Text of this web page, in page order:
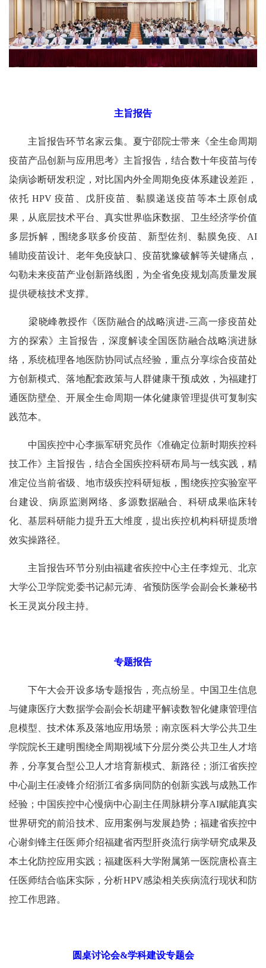
主旨报告
主旨报告环节名家云集。夏宁邵院士带来《全生命周期
疫苗产品创新与应用思考》主旨报告，结合数十年疫苗与传
染病诊断研发积淀，对比国内外全周期免疫体系建设差距，
依托 HPV 疫苗、戊肝疫苗、黏膜递送疫苗等本土原创成
果，从底层技术平台、真实世界临床数据、卫生经济学价值
多层拆解，围绕多联多价疫苗、新型佐剂、黏膜免疫、AI
辅助疫苗设计、老年免疫缺口、疫苗犹豫破解等关键痛点，
勾勒未来疫苗产业创新路线图，为全省免疫规划高质量发展
提供硬核技术支撑。
梁晓峰教授作《医防融合的战略演进-三高一疹疫苗处
方的探索》主旨报告，深度解读全国医防融合战略演进脉
络，系统梳理各地医防协同试点经验，重点分享综合疫苗处
方创新模式、落地配套政策与人群健康干预成效，为福建打
通医防壁垒、开展全生命周期一体化健康管理提供可复制实
践范本。
中国疾控中心李振军研究员作《准确定位新时期疾控科
技工作》主旨报告，结合全国疾控科研布局与一线实践，精
准定位当前省级、地市级疾控科研短板，围绕疾控实验室平
台建设、病原监测网络、多源数据融合、科研成果临床转
化、基层科研能力提升五大维度，提出疾控机构科研提质增
效实操路径。
主旨报告环节分别由福建省疾控中心主任李煌元、北京
大学公卫学院党委书记郝元涛、省预防医学会副会长兼秘书
长王灵岚分段主持。
专题报告
下午大会开设多场专题报告，亮点纷呈。中国卫生信息
与健康医疗大数据学会副会长胡建平解读数智化健康管理信
息模型、技术体系及落地应用场景；南京医科大学公共卫生
学院院长王建明围绕全周期视域下分层分类公共卫生人才培
养，分享复合型公卫人才培育新模式、新路径；浙江省疾控
中心副主任凌锋介绍浙江省多病同防的创新实践与成熟工作
经验；中国疾控中心慢病中心副主任周脉耕分享AI赋能真实
世界研究的前沿技术、应用案例与发展趋势；福建省疾控中
心谢剑锋主任医师介绍福建省丙型肝炎流行病学研究成果及
本土化防控应用实践；福建医科大学附属第一医院唐松喜主
任医师结合临床实际，分析HPV感染相关疾病流行现状和防
控工作思路。
圆桌讨论会&学科建设专题会